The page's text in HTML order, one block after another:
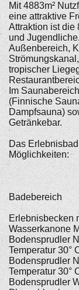
Mit 4883m²
eine attraktive
Attraktion ist die
und
Außenbereich,
tropischer
Im
(Finnische
Dampfsauna)
Getränkebar.
Das
Möglichkeiten:
Badebereich
Erlebnisbecken
Wasserkanone
Bodensprudler
Temperatur 30°
Bodensprudler
Temperatur 30°
Bodensprudler